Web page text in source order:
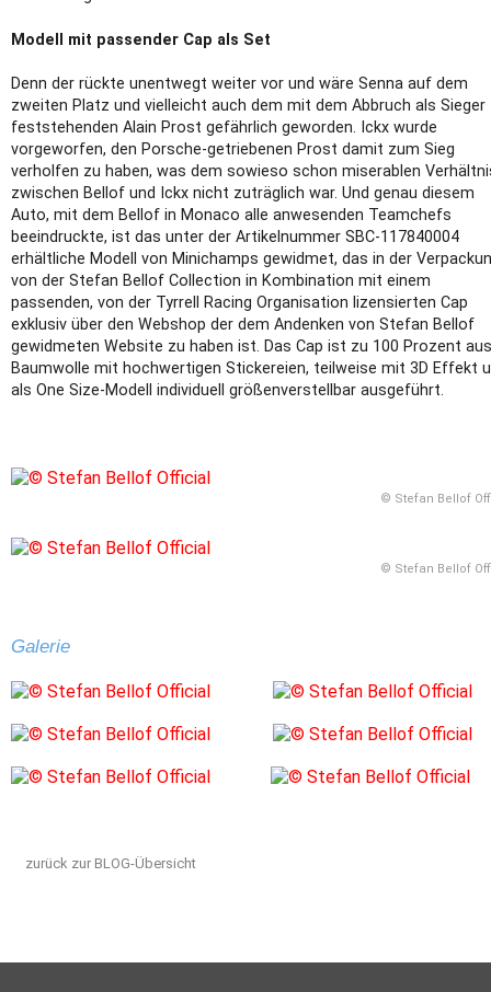
Modell mit passender Cap als Set
Denn der rückte unentwegt weiter vor und wäre Senna auf dem
zweiten Platz und vielleicht auch dem mit dem Abbruch als Sieger
feststehenden Alain Prost gefährlich geworden. Ickx wurde
vorgeworfen, den Porsche-getriebenen Prost damit zum Sieg
verholfen zu haben, was dem sowieso schon miserablen
zwischen Bellof und Ickx nicht zuträglich war. Und genau diesem
Auto, mit dem Bellof in Monaco alle anwesenden Teamchefs
beeindruckte, ist das unter der Artikelnummer SBC-117840004
erhältliche Modell von Minichamps gewidmet, das in der
von der Stefan Bellof Collection in Kombination mit einem
passenden, von der Tyrrell Racing Organisation lizensierten Cap
exklusiv über den Webshop der dem Andenken von Stefan Bellof
gewidmeten Website zu haben ist. Das Cap ist zu 100 Prozent aus
Baumwolle mit hochwertigen Stickereien, teilweise mit 3D Effekt
als One Size-Modell individuell größenverstellbar ausgeführt.
© Stefan Bellof
© Stefan Bellof
Galerie
zurück zur BLOG-Übersicht